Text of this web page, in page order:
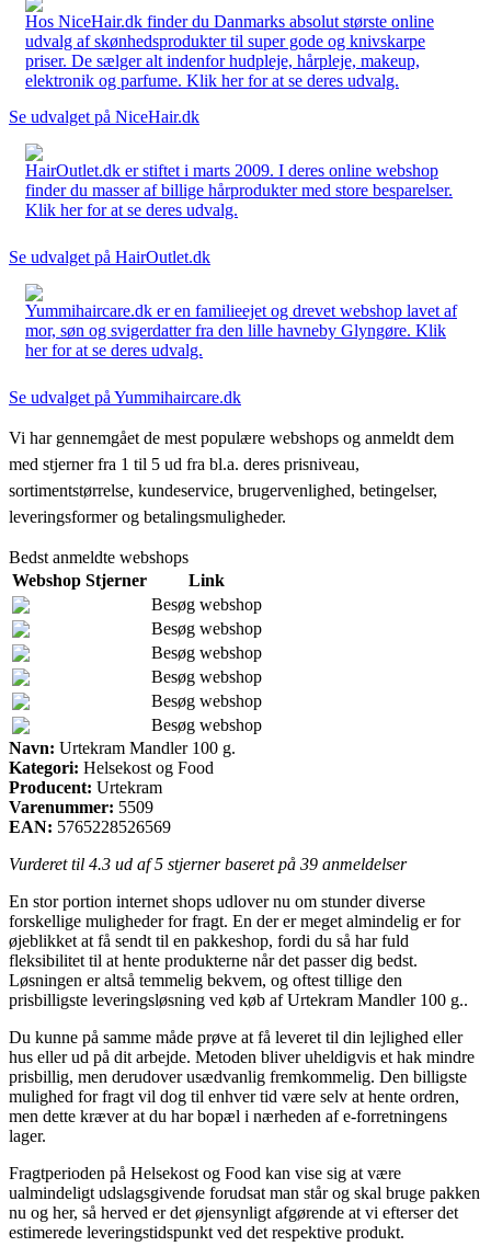
Hos NiceHair.dk finder du Danmarks absolut største online
udvalg af skønhedsprodukter til super gode og knivskarpe
priser. De sælger alt indenfor hudpleje, hårpleje, makeup,
elektronik og parfume. Klik her for at se deres udvalg.
Se udvalget på NiceHair.dk
HairOutlet.dk er stiftet i marts 2009. I deres online webshop
finder du masser af billige hårprodukter med store besparelser.
Klik her for at se deres udvalg.
Se udvalget på HairOutlet.dk
Yummihaircare.dk er en familieejet og drevet webshop lavet af
mor, søn og svigerdatter fra den lille havneby Glyngøre. Klik
her for at se deres udvalg.
Se udvalget på Yummihaircare.dk
Vi har gennemgået de mest populære webshops og anmeldt dem
med stjerner fra 1 til 5 ud fra bl.a. deres prisniveau,
sortimentstørrelse, kundeservice, brugervenlighed, betingelser,
leveringsformer og betalingsmuligheder.
Bedst anmeldte webshops
Webshop Stjerner
Link
Besøg webshop
Besøg webshop
Besøg webshop
Besøg webshop
Besøg webshop
Besøg webshop
Navn: Urtekram Mandler 100 g.
Kategori: Helsekost og Food
Producent: Urtekram
Varenummer: 5509
EAN: 5765228526569
Vurderet til 4.3 ud af 5 stjerner baseret på 39 anmeldelser
En stor portion internet shops udlover nu om stunder diverse
forskellige muligheder for fragt. En der er meget almindelig er for
øjeblikket at få sendt til en pakkeshop, fordi du så har fuld
fleksibilitet til at hente produkterne når det passer dig bedst.
Løsningen er altså temmelig bekvem, og oftest tillige den
prisbilligste leveringsløsning ved køb af Urtekram Mandler 100 g..
Du kunne på samme måde prøve at få leveret til din lejlighed eller
hus eller ud på dit arbejde. Metoden bliver uheldigvis et hak mindre
prisbillig, men derudover usædvanlig fremkommelig. Den billigste
mulighed for fragt vil dog til enhver tid være selv at hente ordren,
men dette kræver at du har bopæl i nærheden af e-forretningens
lager.
Fragtperioden på Helsekost og Food kan vise sig at være
ualmindeligt udslagsgivende forudsat man står og skal bruge pakken
nu og her, så herved er det øjensynligt afgørende at vi efterser det
estimerede leveringstidspunkt ved det respektive produkt.